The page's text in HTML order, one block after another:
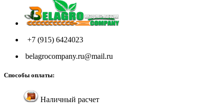
+7 (915) 6424023
belagrocompany.ru@mail.ru
Способы оплаты:
Наличный расчет